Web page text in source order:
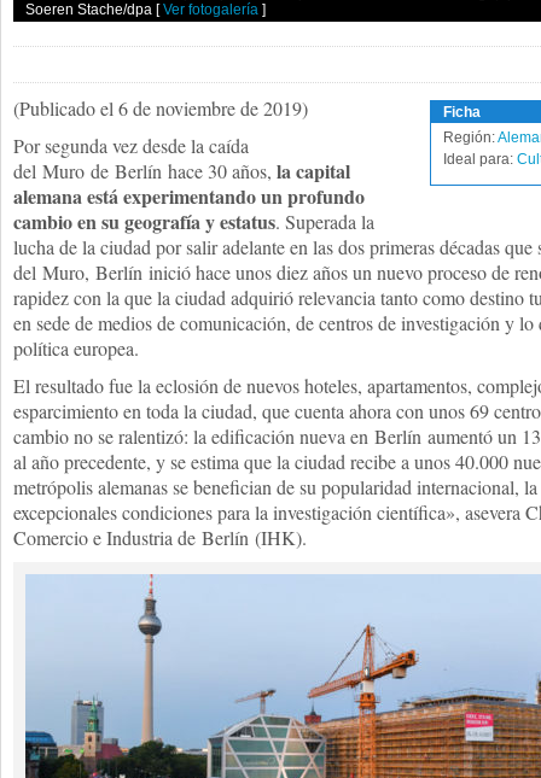
Soeren Stache/dpa [Ver fotogalería ]
Ficha
Región:
Ideal para:
(Publicado el 6 de noviembre de 2019)
Por segunda vez desde la caída
del Muro de Berlín hace 30 años, la capital
alemana está experimentando un profundo
cambio en su geografía y estatus. Superada la
lucha de la ciudad por salir adelante en las dos primeras décadas
del Muro, Berlín inició hace unos diez años un nuevo proceso de
rapidez con la que la ciudad adquirió relevancia tanto como destino
en sede de medios de comunicación, de centros de investigación y
política europea.
El resultado fue la eclosión de nuevos hoteles, apartamentos,
esparcimiento en toda la ciudad, que cuenta ahora con unos 69
cambio no se ralentizó: la edificación nueva en Berlín aumentó un
al año precedente, y se estima que la ciudad recibe a unos 40.000
metrópolis alemanas se benefician de su popularidad internacional,
excepcionales condiciones para la investigación científica», asevera
Comercio e Industria de Berlín (IHK).